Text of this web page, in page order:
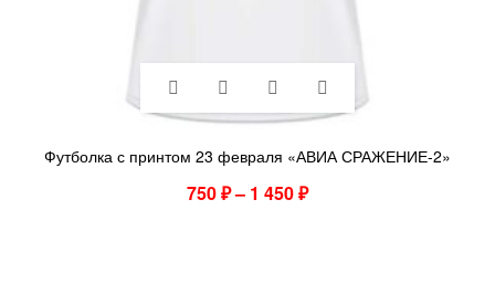
Футболка с принтом 23 февраля «АВИА СРАЖЕНИЕ-2»
750₽– 1 450₽